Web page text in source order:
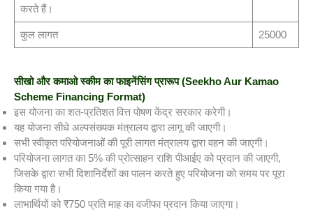
करते हैं।
कुल लागत 25000
सीखो और कमाओ स्कीम का फाइनेंसिंग प्रारूप(Seekho Aur Kamao
Scheme Financing Format)
इस योजना का शत-प्रतिशत वित्त पोषण केंद्र सरकार करेगी।
यह योजना सीधे अल्पसंख्यक मंत्रालय द्वारा लागू की जाएगी।
सभी स्वीकृत परियोजनाओं की पूरी लागत मंत्रालय द्वारा वहन की जाएगी।
परियोजना लागत का 5% की प्रोत्साहन राशि पीआईए को प्रदान की जाएगी,
जिसके द्वारा सभी दिशानिर्देशों का पालन करते हुए परियोजना को समय पर पूरा
किया गया है।
लाभार्थियों को ₹750 प्रति माह का वजीफा प्रदान किया जाएगा।